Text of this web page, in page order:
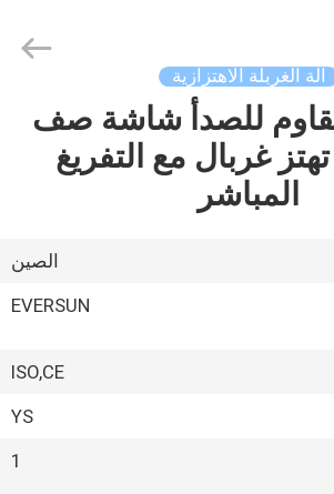
آلة الغربلة الاهتزازية
للصدأ شاشة صف
غربال مع التفريغ
المباشر
الصين
EVERSUN
ISO,CE
YS
1